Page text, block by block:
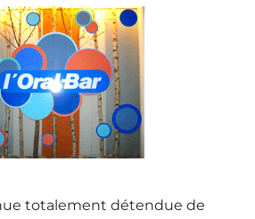
totalement détendue de